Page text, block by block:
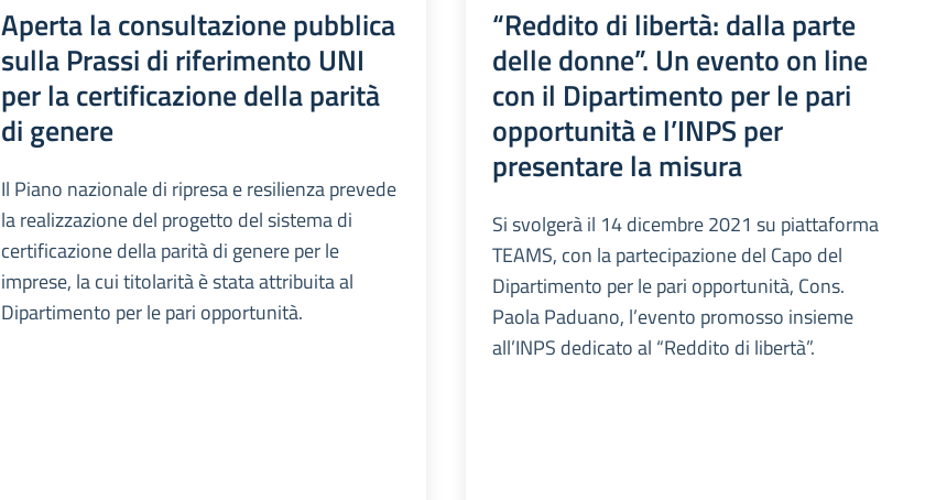
Aperta la consultazione pubblica
sulla Prassi di riferimento UNI
per la certificazione della parità
di genere
Il Piano nazionale di ripresa e resilienza prevede
la realizzazione del progetto del sistema di
certificazione della parità di genere per le
imprese, la cui titolarità è stata attribuita al
Dipartimento per le pari opportunità.
“Reddito di libertà: dalla parte
delle donne”. Un evento on line
con il Dipartimento per le pari
opportunità e l’INPS per
presentare la misura
Si svolgerà il 14 dicembre 2021 su piattaforma
TEAMS, con la partecipazione del Capo del
Dipartimento per le pari opportunità, Cons.
Paola Paduano, l’evento promosso insieme
all’INPS dedicato al “Reddito di libertà”.